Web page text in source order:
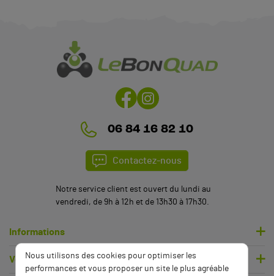
(2 avis)
06 84 16 82 10
Contactez-nous
Notre service client est ouvert du lundi au
vendredi, de 9h à 12h et de 13h30 à 17h30.
Informations
Votre compte
Nous utilisons des cookies pour optimiser les
performances et vous proposer un site le plus agréable